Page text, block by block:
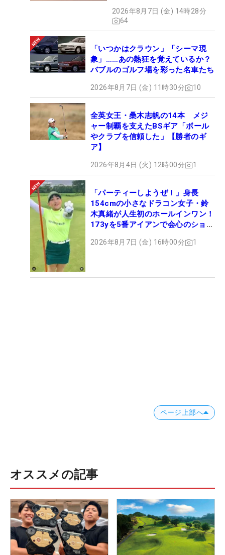
ュー
2026年8月7日 (金) 14時28分
64
「いつかはクラウン」「シーマ現
象」……あの熱狂を覚えているか？
バブルのゴルフ場を彩った名車たち
2026年8月7日 (金) 11時30分 10
全英女王・桑木志帆の14本 メジ
ャー制覇を支えたBSギア「ボール
やクラブを信頼した」【勝者のギ
ア】
2026年8月4日 (火) 12時00分 1
「パーティーしようぜ！」身長
154cmの小さなドラコン女子・鈴
木真緒が人生初のホールインワン！
173yを5番アイアンで会心のショッ
2026年8月7日 (金) 16時00分 1
ページ上部へ
オススメの記事